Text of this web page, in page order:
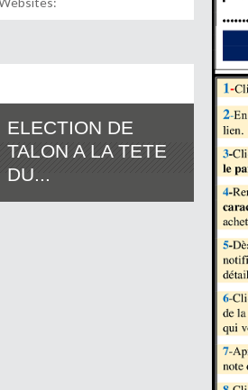
ELECTION DE
TALON A LA TETE
DU...